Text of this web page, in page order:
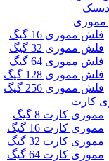
دیسک
فلش مموری 16 گیگ
فلش مموری 32 گیگ
فلش مموری 64 گیگ
فلش مموری 128 گیگ
فلش مموری 256 گیگ
کارت
مموری کارت 8 گیگ
مموری کارت 16 گیگ
مموری کارت 32 گیگ
مموری کارت 64 گیگ